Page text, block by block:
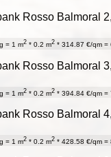
Rosso Balmoral
= 1 m2 * 0.2 m2 * 314.87 €/qm =
Rosso Balmoral
= 1 m2 * 0.2 m2 * 394.84 €/qm =
Rosso Balmoral
= 1 m2 * 0.2 m2 * 428.58 €/qm =